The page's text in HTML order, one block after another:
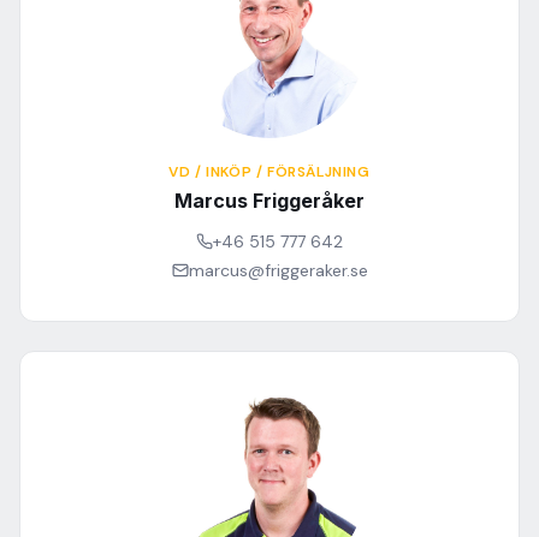
VD / INKÖP / FÖRSÄLJNING
Marcus Friggeråker
+46 515 777 642
marcus@friggeraker.se